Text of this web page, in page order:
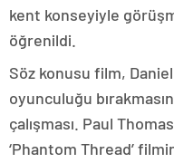
kent konseyiyle
öğrenildi.
Söz konusu film, Daniel
oyunculuğu
çalışması. Paul
‘Phantom Thread’